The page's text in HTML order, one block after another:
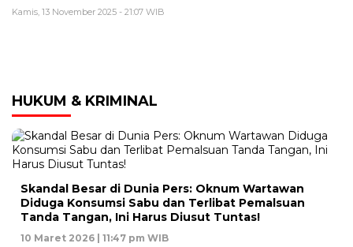
Kamis, 13 November 2025 - 21:07 WIB
HUKUM & KRIMINAL
Skandal Besar di Dunia Pers: Oknum Wartawan
Diduga Konsumsi Sabu dan Terlibat Pemalsuan
Tanda Tangan, Ini Harus Diusut Tuntas!
10 Maret 2026 | 11:47 pm WIB